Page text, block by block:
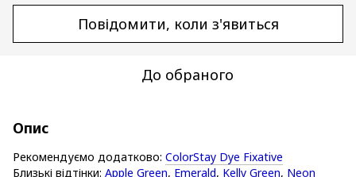
Повідомити, коли з'явиться
До обраного
Опис
Рекомендуємо додатково: ColorStay Dye Fixative
Близькі відтінки: Apple Green, Emerald, Kelly Green, Neon